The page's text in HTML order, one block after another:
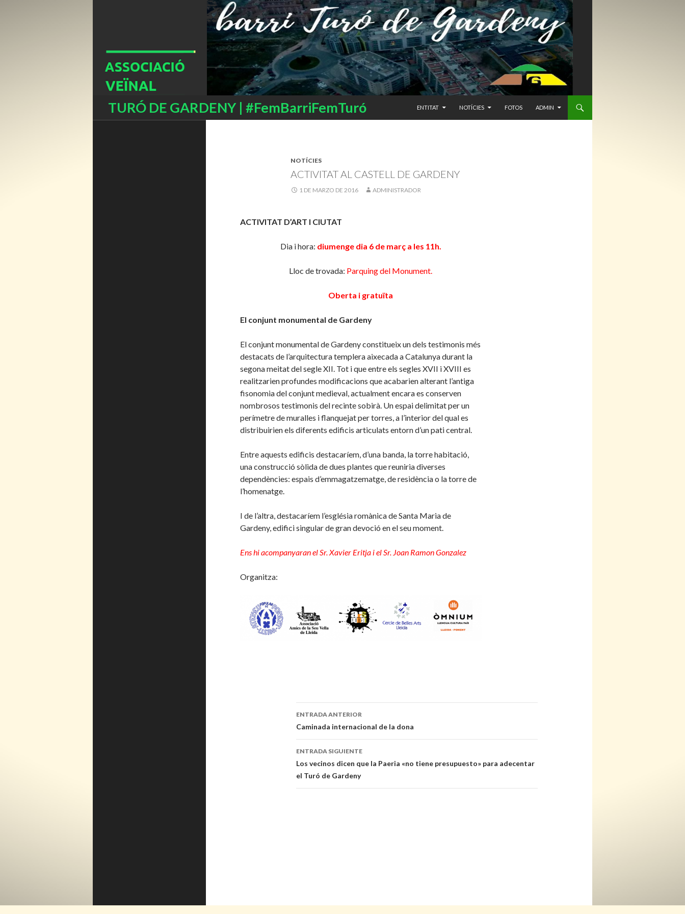
TURÓ DE GARDENY | #FemBarriFemTuró
Buscar
ENTITAT
NOTÍCIES FOTOS ADMIN
NOTÍCIES
ACTIVITAT AL CASTELL DE GARDENY
1 DE MARZO DE 2016 ADMINISTRADOR
ACTIVITAT D’ART I CIUTAT
Dia i hora: diumenge dia 6 de març a les 11h.
Lloc de trovada: Parquing del Monument.
Oberta i gratuïta
El conjunt monumental de Gardeny
El conjunt monumental de Gardeny constitueix un dels testimonis més
destacats de l’arquitectura templera aixecada a Catalunya durant la
segona meitat del segle XII. Tot i que entre els segles XVII i XVIII es
realitzarien profundes modificacions que acabarien alterant l’antiga
fisonomia del conjunt medieval, actualment encara es conserven
nombrosos testimonis del recinte sobirà. Un espai delimitat per un
perímetre de muralles i flanquejat per torres, a l’interior del qual es
distribuirien els diferents edificis articulats entorn d’un pati central.
Entre aquests edificis destacaríem, d’una banda, la torre habitació,
una construcció sòlida de dues plantes que reuniria diverses
dependències: espais d’emmagatzematge, de residència o la torre de
l’homenatge.
I de l’altra, destacaríem l’església romànica de Santa Maria de
Gardeny, edifici singular de gran devoció en el seu moment.
Ens hi acompanyaran el Sr. Xavier Eritja i el Sr. Joan Ramon Gonzalez
Organitza:
Navegación
de
entradas
ENTRADA ANTERIOR
Caminada internacional de la dona
ENTRADA SIGUIENTE
Los vecinos dicen que la Paeria «no tiene presupuesto» para adecentar
el Turó de Gardeny